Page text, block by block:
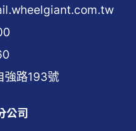
強路193號
公司